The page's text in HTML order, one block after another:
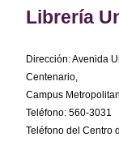
Librería
Dirección: Avenida
Centenario,
Campus
Teléfono: 560-3031
Teléfono del Centro